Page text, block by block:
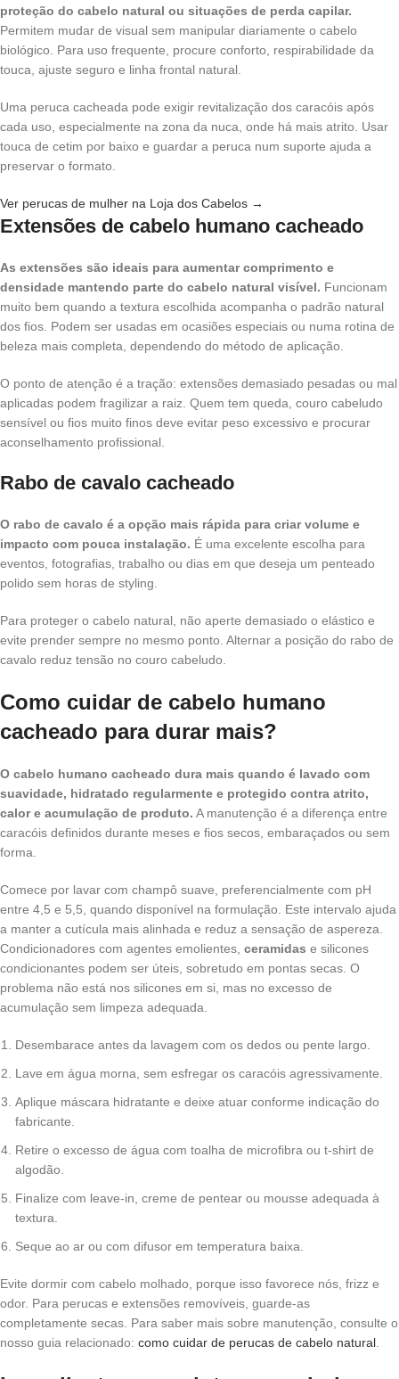
proteção do cabelo natural ou situações de perda capilar.
Permitem mudar de visual sem manipular diariamente o cabelo
biológico. Para uso frequente, procure conforto, respirabilidade da
touca, ajuste seguro e linha frontal natural.
Uma peruca cacheada pode exigir revitalização dos caracóis após
cada uso, especialmente na zona da nuca, onde há mais atrito. Usar
touca de cetim por baixo e guardar a peruca num suporte ajuda a
preservar o formato.
Ver perucas de mulher na Loja dos Cabelos →
Extensões de cabelo humano cacheado
As extensões são ideais para aumentar comprimento e
densidade mantendo parte do cabelo natural visível. Funcionam
muito bem quando a textura escolhida acompanha o padrão natural
dos fios. Podem ser usadas em ocasiões especiais ou numa rotina de
beleza mais completa, dependendo do método de aplicação.
O ponto de atenção é a tração: extensões demasiado pesadas ou mal
aplicadas podem fragilizar a raiz. Quem tem queda, couro cabeludo
sensível ou fios muito finos deve evitar peso excessivo e procurar
aconselhamento profissional.
Rabo de cavalo cacheado
O rabo de cavalo é a opção mais rápida para criar volume e
impacto com pouca instalação. É uma excelente escolha para
eventos, fotografias, trabalho ou dias em que deseja um penteado
polido sem horas de styling.
Para proteger o cabelo natural, não aperte demasiado o elástico e
evite prender sempre no mesmo ponto. Alternar a posição do rabo de
cavalo reduz tensão no couro cabeludo.
Como cuidar de cabelo humano
cacheado para durar mais?
O cabelo humano cacheado dura mais quando é lavado com
suavidade, hidratado regularmente e protegido contra atrito,
calor e acumulação de produto. A manutenção é a diferença entre
caracóis definidos durante meses e fios secos, embaraçados ou sem
forma.
Comece por lavar com champô suave, preferencialmente com pH
entre 4,5 e 5,5, quando disponível na formulação. Este intervalo ajuda
a manter a cutícula mais alinhada e reduz a sensação de aspereza.
Condicionadores com agentes emolientes, ceramidas e silicones
condicionantes podem ser úteis, sobretudo em pontas secas. O
problema não está nos silicones em si, mas no excesso de
acumulação sem limpeza adequada.
Desembarace antes da lavagem com os dedos ou pente largo.
Lave em água morna, sem esfregar os caracóis agressivamente.
Aplique máscara hidratante e deixe atuar conforme indicação do
fabricante.
Retire o excesso de água com toalha de microfibra ou t-shirt de
algodão.
Finalize com leave-in, creme de pentear ou mousse adequada à
textura.
Seque ao ar ou com difusor em temperatura baixa.
Evite dormir com cabelo molhado, porque isso favorece nós, frizz e
odor. Para perucas e extensões removíveis, guarde-as
completamente secas. Para saber mais sobre manutenção, consulte o
nosso guia relacionado: como cuidar de perucas de cabelo natural.